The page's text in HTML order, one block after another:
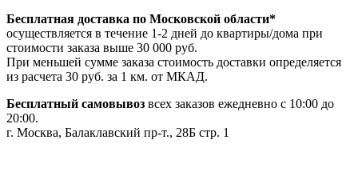
Бесплатная доставка по Московской области*
осуществляется в течение 1-2 дней до квартиры/дома при
стоимости заказа выше 30 000 руб.
При меньшей сумме заказа стоимость доставки определяется
из расчета 30 руб. за 1 км. от МКАД.
Бесплатный самовывоз всех заказов ежедневно с 10:00 до
20:00.
г. Москва, Балаклавский пр-т., 28Б стр. 1